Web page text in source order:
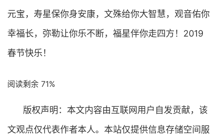
元宝，寿星保你身安康，文殊给你大智慧，观音佑你
幸福长，弥勒让你乐不断，福星伴你走四方！2019
春节快乐！
阅读剩余 71%
版权声明：本文内容由互联网用户自发贡献，该
文观点仅代表作者本人。本站仅提供信息存储空间服